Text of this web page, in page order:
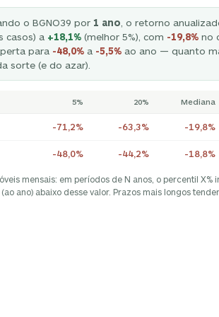
o BGNO39 por 1 ano , o retorno
casos) a +18,1%(melhor 5%), com -19,8%no
para -48,0%a -5,5%ao ano — quanto
sorte (e do azar).
5% 20% Mediana
-71,2% -63,3% -19,8%
-48,0% -44,2% -18,8%
mensais: em períodos de N anos, o percentil X%
ano) abaixo desse valor. Prazos mais longos